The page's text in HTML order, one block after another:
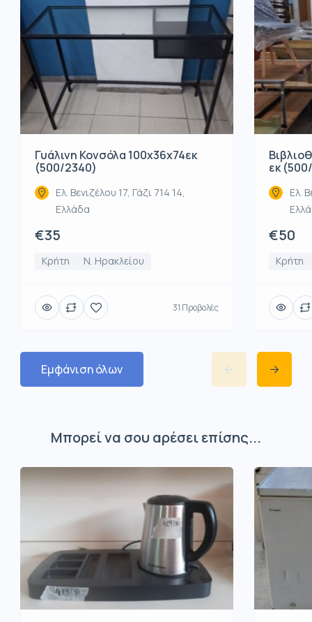
Γυάλινη Κονσόλα 100x36x74εκ
(500/2340)
Ελ. Βενιζέλου 17, Γάζι 714 14,
Ελλάδα
€35
Κρήτη Ν. Ηρακλείου
31 Προβολές
εκ
Ελ.
€50
Κρήτη
Εμφάνιση όλων
Μπορεί να σου αρέσει επίσης...